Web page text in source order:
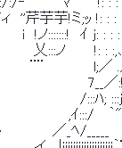
芋芋!ミ;ｯ !: : :
　ｲ j: : : : ::j .
乂:::ノ　 　 !: :
　　　l;／ .／
　 　 　 7__
/:::ﾊ; :::j　　　
　 　 ,ｲ:::/　
/_____　　　　